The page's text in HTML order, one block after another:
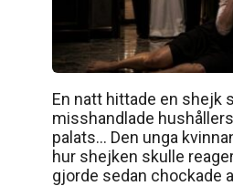
En natt hittade en shejk
misshandlade
palats… Den unga
hur shejken skulle
gjorde sedan chockade